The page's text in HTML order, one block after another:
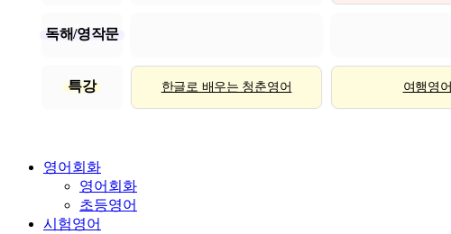
독해/영작문
특강 한글로 배우는 청춘영어 여행영어
영어회화
영어회화
초등영어
시험영어